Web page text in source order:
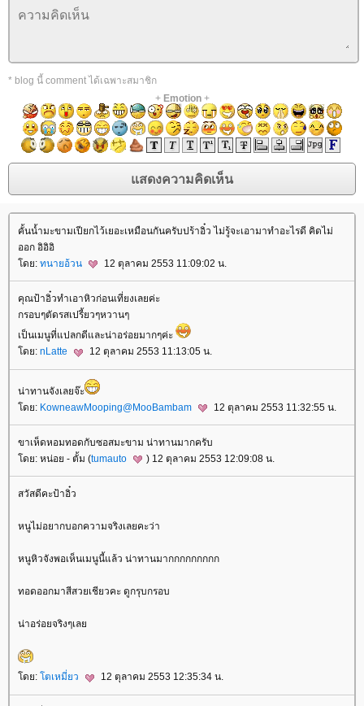
* blog นี้ comment ได้เฉพาะสมาชิก
+ Emotion+
คั้นน้ำมะขามเปียกไว้เยอะเหมือนกันครับปร้าอิ๋ว ไม่รู้จะเอามาทำอะไรดี คิดไม่
ออก อิอิอิ
ดย: ทนายอ้วน 12 ตุลาคม 2553 11:09:02 น.
คุณป้าอิ๋วทำเอาหิวก่อนเที่ยงเลยค่ะ
กรอบๆตัดรสเปรี้ยวๆหวานๆ
เป็นเมนูที่แปลกดีและน่าอร่อยมากๆค่ะ
ดย: nLatte 12 ตุลาคม 2553 11:13:05 น.
น่าทานจังเลยจ๊ะ
ดย: KowneawMooping@MooBambam 12 ตุลาคม 2553 11:32:55 น.
ขาเห็ดหอมทอดกับซอสมะขาม น่าทานมากครับ
ดย: หน่อย - ตั้ม (tumauto ) 12 ตุลาคม 2553 12:09:08 น.
สวัสดีคะป้าอิ๋ว
หนูไม่อยากบอกความจริงเลยคะว่า
หนูหิวจังพอเห็นเมนูนี้แล้ว น่าทานมากกกกกกกกก
ทอดออกมาสีสวยเชียวคะ ดูกรุบกรอบ
น่าอร่อยจริงๆเล
ดย: ตเหมี่ยว 12 ตุลาคม 2553 12:35:34 น.